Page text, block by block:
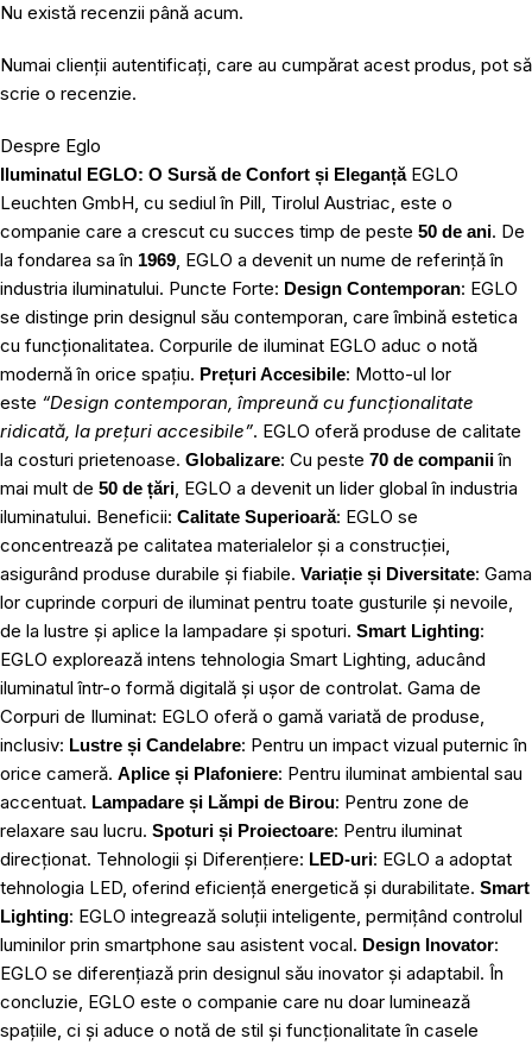
Nu există recenzii până acum.
Numai clienții autentificați, care au cumpărat acest produs, pot să
scrie o recenzie.
Despre Eglo
Iluminatul EGLO: O Sursă de Confort și EleganțăEGLO
Leuchten GmbH, cu sediul în Pill, Tirolul Austriac, este o
companie care a crescut cu succes timp de peste 50 de ani. De
la fondarea sa în 1969, EGLO a devenit un nume de referință în
industria iluminatului. Puncte Forte: Design Contemporan: EGLO
se distinge prin designul său contemporan, care îmbină estetica
cu funcționalitatea. Corpurile de iluminat EGLO aduc o notă
modernă în orice spațiu. Prețuri Accesibile: Motto-ul lor
este “Design contemporan, împreună cu funcționalitate
ridicată, la prețuri accesibile”. EGLO oferă produse de calitate
la costuri prietenoase. Globalizare: Cu peste 70 de companiiîn
mai mult de 50 de țări, EGLO a devenit un lider global în industria
iluminatului. Beneficii: Calitate Superioară: EGLO se
concentrează pe calitatea materialelor și a construcției,
asigurând produse durabile și fiabile. Variație și Diversitate: Gama
lor cuprinde corpuri de iluminat pentru toate gusturile și nevoile,
de la lustre și aplice la lampadare și spoturi. Smart Lighting:
EGLO explorează intens tehnologia Smart Lighting, aducând
iluminatul într-o formă digitală și ușor de controlat. Gama de
Corpuri de Iluminat: EGLO oferă o gamă variată de produse,
inclusiv: Lustre și Candelabre: Pentru un impact vizual puternic în
orice cameră. Aplice și Plafoniere: Pentru iluminat ambiental sau
accentuat. Lampadare și Lămpi de Birou: Pentru zone de
relaxare sau lucru. Spoturi și Proiectoare: Pentru iluminat
direcționat. Tehnologii și Diferențiere: LED-uri: EGLO a adoptat
tehnologia LED, oferind eficiență energetică și durabilitate. Smart
Lighting: EGLO integrează soluții inteligente, permițând controlul
luminilor prin smartphone sau asistent vocal. Design Inovator:
EGLO se diferențiază prin designul său inovator și adaptabil. În
concluzie, EGLO este o companie care nu doar luminează
spațiile, ci și aduce o notă de stil și funcționalitate în casele